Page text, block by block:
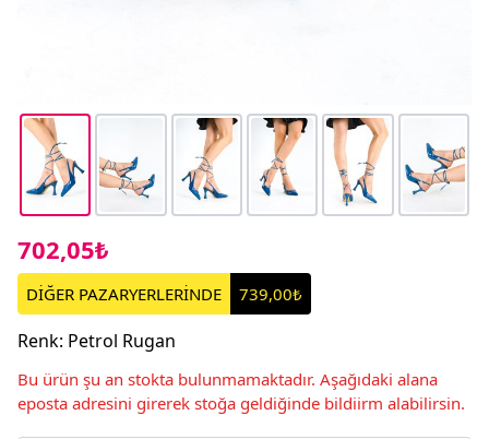
702,05₺
DİĞER PAZARYERLERİNDE 739,00₺
Renk: Petrol Rugan
Bu ürün şu an stokta bulunmamaktadır. Aşağıdaki alana
eposta adresini girerek stoğa geldiğinde bildiirm alabilirsin.